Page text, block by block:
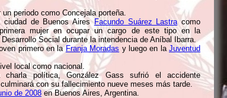
periodo como Concejala porteña.
ciudad de Buenos AiresFacundo Suárez Lastracomo
mujer en ocupar un cargo de este tipo en la
Social durante la intendencia de Aníbal Ibarra.
primero en laFranja Moradas y luego en laJuventud
local como nacional.
charla política, González Gass sufrió el accidente
con su fallecimiento nueve meses más tarde.
de 2008 en Buenos Aires, Argentina.